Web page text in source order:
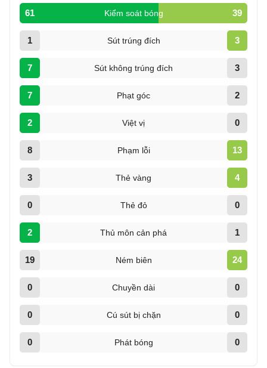
61 Kiểm soát bóng 39
1 Sút trúng đích 3
7 Sút không trúng đích 3
7 Phạt góc 2
2 Việt vị 0
8 Phạm lỗi 13
3 Thẻ vàng 4
0 Thẻ đỏ 0
2 Thủ môn cản phá 1
19 Ném biên 24
0 Chuyền dài 0
0 Cú sút bị chặn 0
0 Phát bóng 0